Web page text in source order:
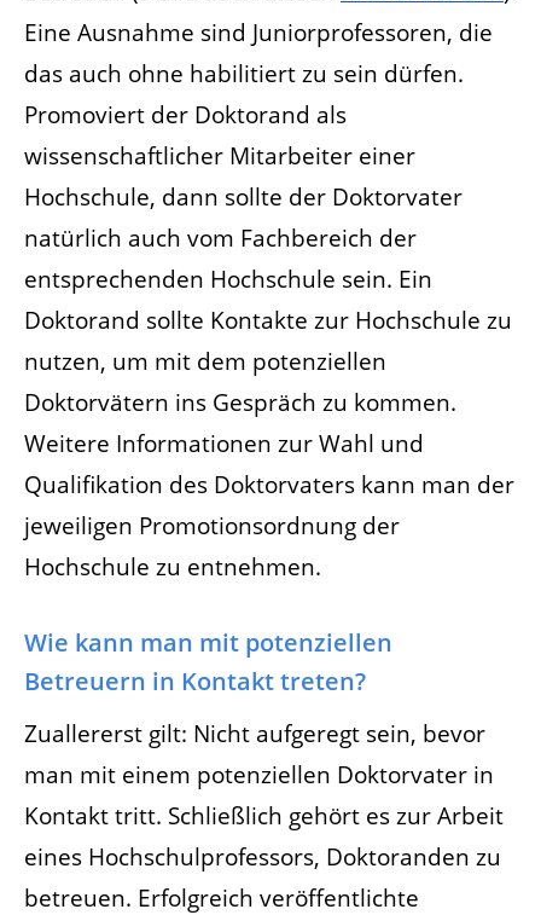
Eine Ausnahme sind Juniorprofessoren, die
das auch ohne habilitiert zu sein dürfen.
Promoviert der Doktorand als
wissenschaftlicher Mitarbeiter einer
Hochschule, dann sollte der Doktorvater
natürlich auch vom Fachbereich der
entsprechenden Hochschule sein. Ein
Doktorand sollte Kontakte zur Hochschule zu
nutzen, um mit dem potenziellen
Doktorvätern ins Gespräch zu kommen.
Weitere Informationen zur Wahl und
Qualifikation des Doktorvaters kann man der
jeweiligen Promotionsordnung der
Hochschule zu entnehmen.
Wie kann man mit potenziellen
Betreuern in Kontakt treten?
Zuallererst gilt: Nicht aufgeregt sein, bevor
man mit einem potenziellen Doktorvater in
Kontakt tritt. Schließlich gehört es zur Arbeit
eines Hochschulprofessors, Doktoranden zu
betreuen. Erfolgreich veröffentlichte